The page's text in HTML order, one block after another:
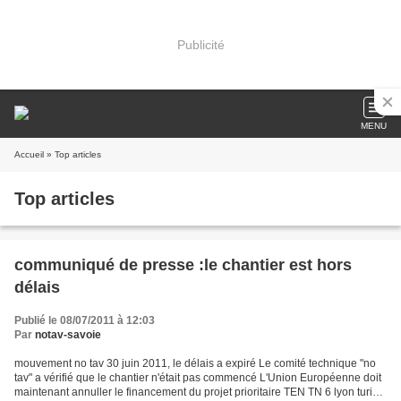
Publicité
MENU
Accueil » Top articles
Top articles
communiqué de presse :le chantier est hors
délais
Publié le 08/07/2011 à 12:03
Par notav-savoie
mouvement no tav 30 juin 2011, le délais a expiré Le comité technique "no
tav" a vérifié que le chantier n'était pas commencé L'Union Européenne doit
maintenant annuller le financement du projet prioritaire TEN TN 6 lyon turin